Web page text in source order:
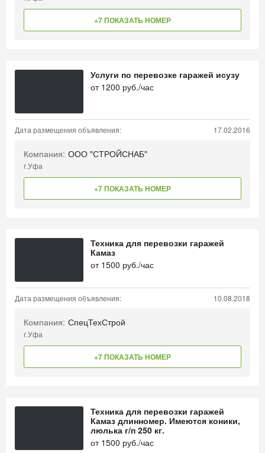
+7 ПОКАЗАТЬ НОМЕР
Услуги по перевозке гаражей исузу
от 1200 руб./час
Дата размещения объявления: 17.02.2016
Компания: ООО "СТРОЙСНАБ"
г.Уфа
+7 ПОКАЗАТЬ НОМЕР
Техника для перевозки гаражей
Камаз
от 1500 руб./час
Дата размещения объявления: 10.08.2018
Компания: СпецТехСтрой
г.Уфа
+7 ПОКАЗАТЬ НОМЕР
Техника для перевозки гаражей
Камаз длинномер. Имеются коники,
люлька г/п 250 кг.
от 1500 руб./час